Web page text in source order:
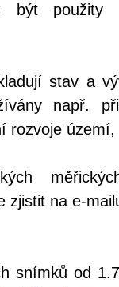
být použity
stav a
např.
rozvoje území,
zjistit na e-
snímků od